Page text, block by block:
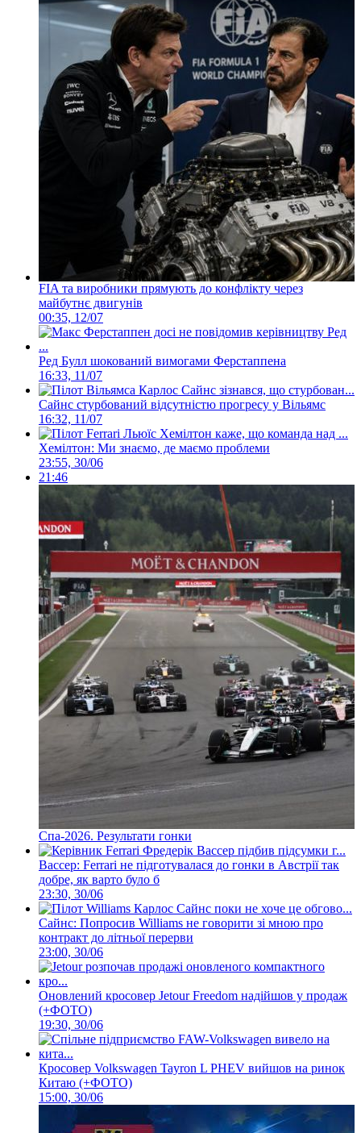
FIA та виробники прямують до конфлікту через
майбутнє двигунів
00:35, 12/07
Ред Булл шокований вимогами Ферстаппена
16:33, 11/07
Сайнс стурбований відсутністю прогресу у Вільямс
16:32, 11/07
Хемілтон: Ми знаємо, де маємо проблеми
23:55, 30/06
21:46
Спа-2026. Результати гонки
Вассер: Ferrari не підготувалася до гонки в Австрії так
добре, як варто було б
23:30, 30/06
Сайнс: Попросив Williams не говорити зі мною про
контракт до літньої перерви
23:00, 30/06
Оновлений кросовер Jetour Freedom надійшов у продаж
(+ФОТО)
19:30, 30/06
Кросовер Volkswagen Tayron L PHEV вийшов на ринок
Китаю (+ФОТО)
15:00, 30/06